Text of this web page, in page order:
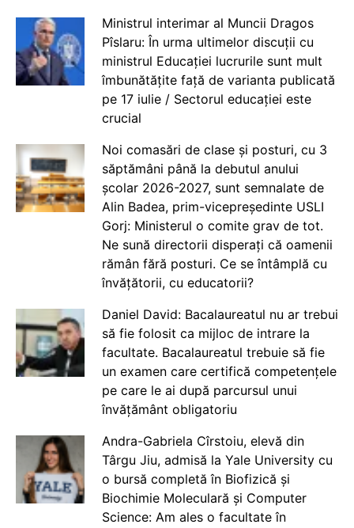
Ministrul interimar al Muncii Dragos
Pîslaru: În urma ultimelor discuții cu
ministrul Educației lucrurile sunt mult
îmbunătățite față de varianta publicată
pe 17 iulie / Sectorul educației este
crucial
Noi comasări de clase și posturi, cu 3
săptămâni până la debutul anului
școlar 2026-2027, sunt semnalate de
Alin Badea, prim-vicepreședinte USLI
Gorj: Ministerul o comite grav de tot.
Ne sună directorii disperați că oamenii
rămân fără posturi. Ce se întâmplă cu
învățătorii, cu educatorii?
Daniel David: Bacalaureatul nu ar trebui
să fie folosit ca mijloc de intrare la
facultate. Bacalaureatul trebuie să fie
un examen care certifică competențele
pe care le ai după parcursul unui
învățământ obligatoriu
Andra-Gabriela Cîrstoiu, elevă din
Târgu Jiu, admisă la Yale University cu
o bursă completă în Biofizică și
Biochimie Moleculară și Computer
Science: Am ales o facultate în